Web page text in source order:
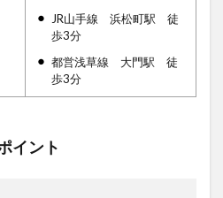
JR山手線 浜松町駅 徒
歩3分
都営浅草線 大門駅 徒
歩3分
イント